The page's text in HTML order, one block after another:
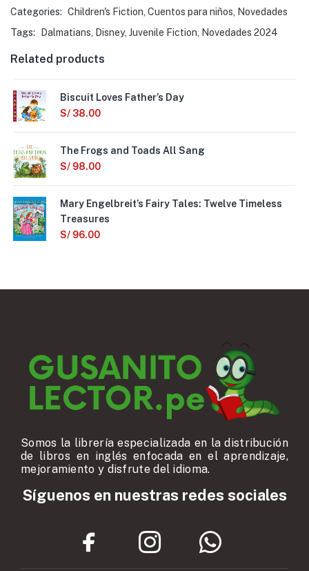
Categories: Children's Fiction Cuentos para niños
Novedades
Tags:
Dalmatians Disney, Juvenile Fiction Novedades 2024
Related products
Biscuit Loves Father’s Day
S/ 38.00
The Frogs and Toads All Sang
S/ 98.00
Mary Engelbreit’s Fairy Tales: Twelve Timeless
Treasures
S/ 96.00
Somos la librería especializada en la distribución
de libros en inglés enfocada en el aprendizaje,
mejoramiento y disfrute del idioma.
Síguenos en nuestras redes sociales